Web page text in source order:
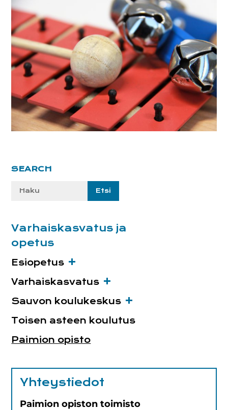
Ensisijainen
SEARCH
Etsi
Varhaiskasvatus ja
opetus
Esiopetus
Varhaiskasvatus
Sauvon koulukeskus
Toisen asteen koulutus
Paimion opisto
Yhteystiedot
Paimion opiston toimisto